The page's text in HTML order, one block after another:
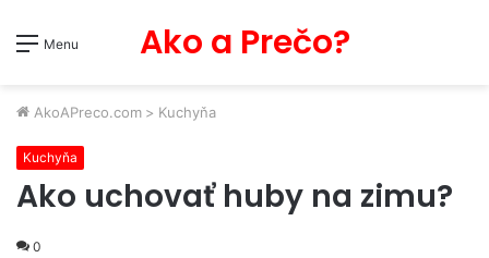
Menu Ako a Prečo?
AkoAPreco.com > Kuchyňa
Kuchyňa
Ako uchovať huby na zimu?
0